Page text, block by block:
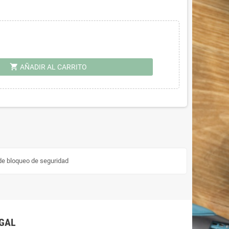
shopping_cart AÑADIR AL CARRITO
bloqueo de seguridad